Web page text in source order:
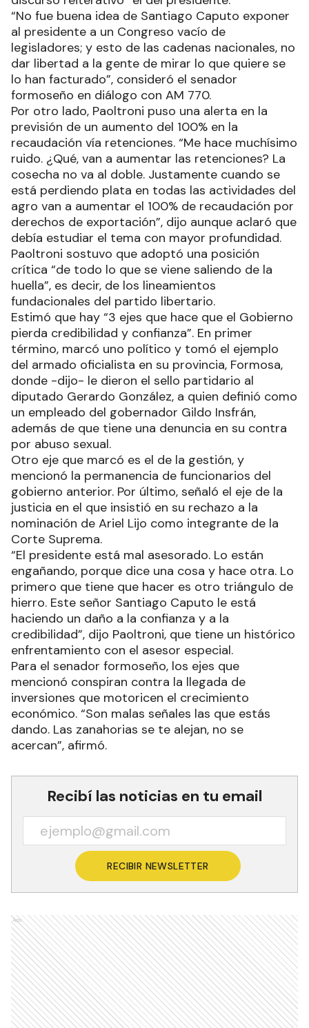
“No fue buena idea de Santiago Caputo exponer
al presidente a un Congreso vacío de
legisladores; y esto de las cadenas nacionales, no
dar libertad a la gente de mirar lo que quiere se
lo han facturado”, consideró el senador
formoseño en diálogo con AM 770.
Por otro lado, Paoltroni puso una alerta en la
previsión de un aumento del 100% en la
recaudación vía retenciones. “Me hace muchísimo
ruido. ¿Qué, van a aumentar las retenciones? La
cosecha no va al doble. Justamente cuando se
está perdiendo plata en todas las actividades del
agro van a aumentar el 100% de recaudación por
derechos de exportación”, dijo aunque aclaró que
debía estudiar el tema con mayor profundidad.
Paoltroni sostuvo que adoptó una posición
crítica “de todo lo que se viene saliendo de la
huella”, es decir, de los lineamientos
fundacionales del partido libertario.
Estimó que hay “3 ejes que hace que el Gobierno
pierda credibilidad y confianza”. En primer
término, marcó uno político y tomó el ejemplo
del armado oficialista en su provincia, Formosa,
donde -dijo- le dieron el sello partidario al
diputado Gerardo González, a quien definió como
un empleado del gobernador Gildo Insfrán,
además de que tiene una denuncia en su contra
por abuso sexual.
Otro eje que marcó es el de la gestión, y
mencionó la permanencia de funcionarios del
gobierno anterior. Por último, señaló el eje de la
justicia en el que insistió en su rechazo a la
nominación de Ariel Lijo como integrante de la
Corte Suprema.
“El presidente está mal asesorado. Lo están
engañando, porque dice una cosa y hace otra. Lo
primero que tiene que hacer es otro triángulo de
hierro. Este señor Santiago Caputo le está
haciendo un daño a la confianza y a la
credibilidad”, dijo Paoltroni, que tiene un histórico
enfrentamiento con el asesor especial.
Para el senador formoseño, los ejes que
mencionó conspiran contra la llegada de
inversiones que motoricen el crecimiento
económico. “Son malas señales las que estás
dando. Las zanahorias se te alejan, no se
acercan”, afirmó.
Recibí las noticias en tu email
RECIBIR NEWSLETTER
Ads